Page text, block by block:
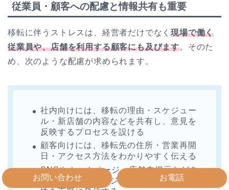
従業員・顧客への配慮と情報共有も重要
移転に伴うストレスは、経営者だけでなく現場で働く
従業員や、店舗を利用する顧客にも及びます。そのた
め、次のような配慮が求められます。
社内向けには、移転の理由・スケジュー
ル・新店舗の内容などを共有し、意見を
反映するプロセスを設ける
顧客向けには、移転先の住所・営業再開
日・アクセス方法をわかりやすく伝える
SNSやホームページ、店舗内掲示などを
活用し、移転のポジティブな意図や利便
お問い合わせ お電話